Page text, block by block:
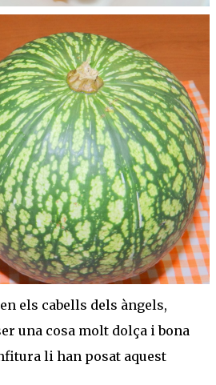
els cabells dels àngels,
una cosa molt dolça i bona
li han posat aquest